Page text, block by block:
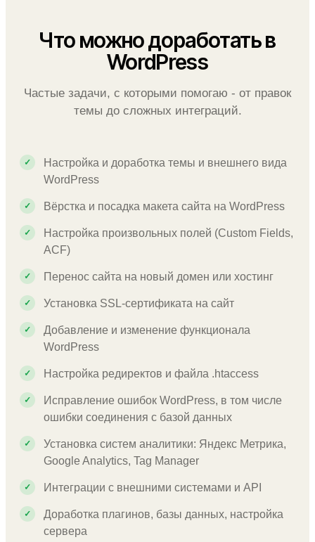
Что можно доработать в
WordPress
Частые задачи, с которыми помогаю - от правок
темы до сложных интеграций.
Настройка и доработка темы и внешнего вида
WordPress
Вёрстка и посадка макета сайта на WordPress
Настройка произвольных полей (Custom Fields,
ACF)
Перенос сайта на новый домен или хостинг
Установка SSL-сертификата на сайт
Добавление и изменение функционала
WordPress
Настройка редиректов и файла .htaccess
Исправление ошибок WordPress, в том числе
ошибки соединения с базой данных
Установка систем аналитики: Яндекс Метрика,
Google Analytics, Tag Manager
Интеграции с внешними системами и API
Доработка плагинов, базы данных, настройка
сервера